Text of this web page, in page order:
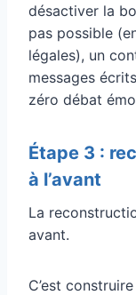
désactiver la
pas possible
légales), un
messages
zéro débat
Étape 3 :
à l’avant
La
avant.
C’est